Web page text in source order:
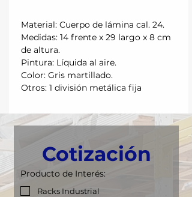
Material: Cuerpo de lámina cal. 24.
Medidas: 14 frente x 29 largo x 8 cm
de altura.
Pintura: Líquida al aire.
Color: Gris martillado.
Otros: 1 división metálica fija
Cotización
Producto de Interés:
Racks Industrial